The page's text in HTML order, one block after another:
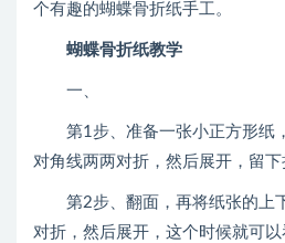
个有趣的蝴蝶骨折纸手工。
蝴蝶骨折纸教学
一、
第1步、准备一张小正方形纸
对角线两两对折，然后展开，留下
第2步、翻面，再将纸张的上
对折，然后展开，这个时候就可